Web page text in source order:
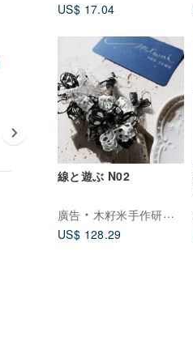
US$ 17.04
線と遊ぶ N02
廣告
木籽米手作研究室
US$ 128.29